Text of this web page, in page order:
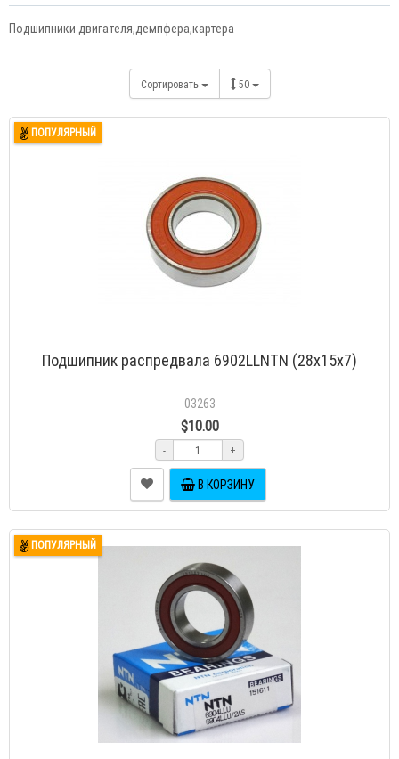
Подшипники двигателя,демпфера,картера
Сортировать 50
ПОПУЛЯРНЫЙ
Подшипник распредвала 6902LLNTN (28х15х7)
03263
$10.00
- +
В КОРЗИНУ
ПОПУЛЯРНЫЙ